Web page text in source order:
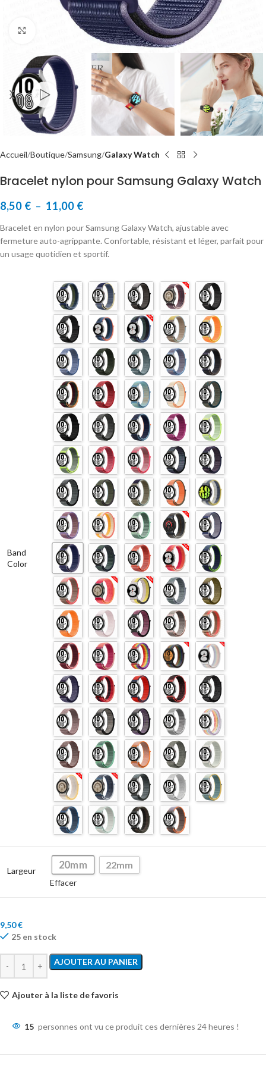
Cliquer pour agrandir
Accueil Boutique Samsung Galaxy Watch
Bracelet nylon pour Samsung Galaxy Watch
8,50 € – 11,00 €
Bracelet en nylon pour Samsung Galaxy Watch, ajustable avec
fermeture auto-agrippante. Confortable, résistant et léger, parfait pour
un usage quotidien et sportif.
Band
Color
Largeur 20mm 22mm
Effacer
9,50€
25 en stock
AJOUTER AU PANIER
Ajouter à la liste de favoris
15 personnes ont vu ce produit ces dernières 24 heures !